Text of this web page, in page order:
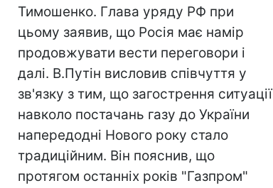
Тимошенко. Глава уряду РФ при
цьому заявив, що Росія має намір
продовжувати вести переговори і
далі. В.Путін висловив співчуття у
зв'язку з тим, що загострення ситуації
навколо постачань газу до України
напередодні Нового року стало
традиційним. Він пояснив, що
протягом останніх років "Газпром"